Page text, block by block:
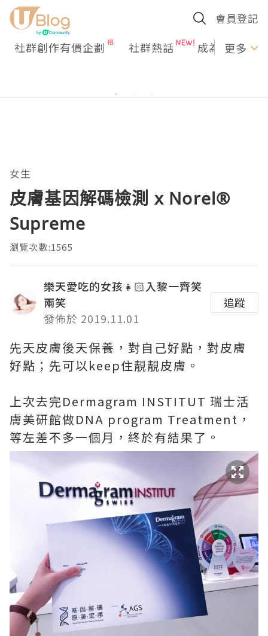
會員登記
社群創作有價企劃 社群熱話 成為U更多
女生
皮膚基因解碼檢測 x Norel®
Supreme
瀏覽次數:1565
樂天愛吃的女孩👧🏻入黎一齊笑
兩笑
發佈於 2019.11.01
追蹤
先天皮膚後天保養，對自己好點，對皮膚
好點；先可以keep住靚靚皮膚。
上次去完Dermagram INSTITUT 瑞士活
膚美研館做DNA program Treatment，
等左差不多一個月，終於有結果了。